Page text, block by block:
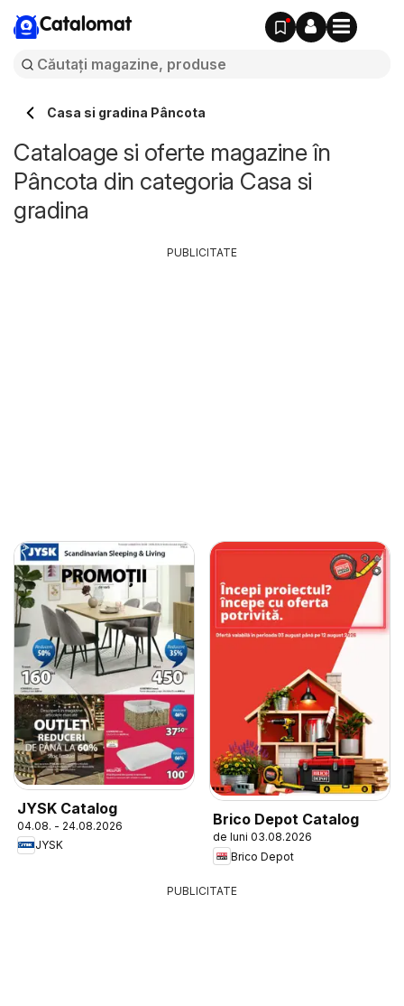
Catalomat
Casa si gradina Pâncota
Cataloage si oferte magazine în
Pâncota din categoria Casa si
gradina
JYSK Catalog
04.08. - 24.08.2026
JYSK
Brico Depot Catalog
de luni 03.08.2026
Brico Depot
PUBLICITATE
PUBLICITATE